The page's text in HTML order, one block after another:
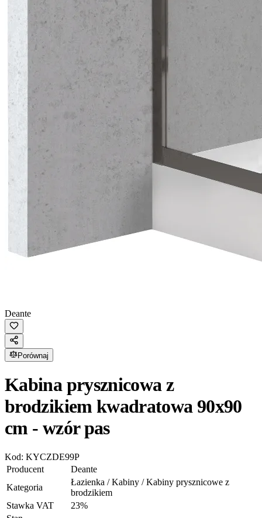
Deante
Porównaj
Kabina prysznicowa z
brodzikiem kwadratowa 90x90
cm - wzór pas
Kod: KYCZDE99P
Producent
Deante
Kategoria
Łazienka / Kabiny / Kabiny prysznicowe z
brodzikiem
Stawka VAT
23%